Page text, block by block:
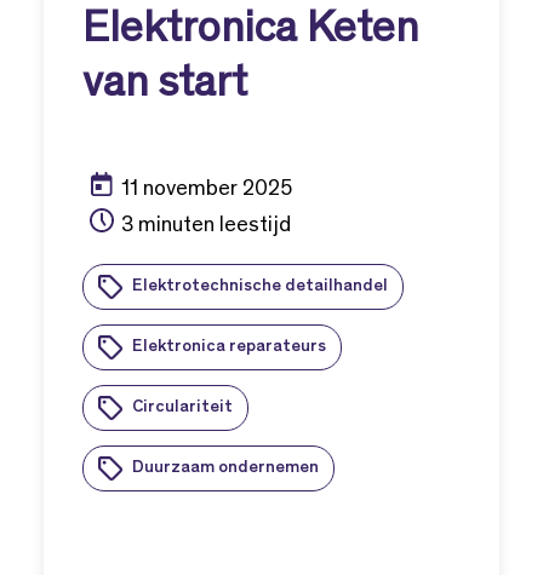
Elektronica Keten
van start
11 november 2025
3 minuten leestijd
Elektrotechnische detailhandel
Elektronica reparateurs
Circulariteit
Duurzaam ondernemen